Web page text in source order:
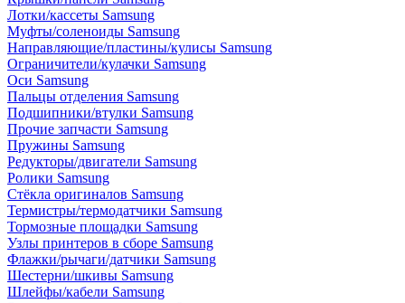
Лотки/кассеты Samsung
Муфты/соленоиды Samsung
Направляющие/пластины/кулисы Samsung
Ограничители/кулачки Samsung
Оси Samsung
Пальцы отделения Samsung
Подшипники/втулки Samsung
Прочие запчасти Samsung
Пружины Samsung
Редукторы/двигатели Samsung
Ролики Samsung
Стёкла оригиналов Samsung
Термистры/термодатчики Samsung
Тормозные площадки Samsung
Узлы принтеров в сборе Samsung
Флажки/рычаги/датчики Samsung
Шестерни/шкивы Samsung
Шлейфы/кабели Samsung